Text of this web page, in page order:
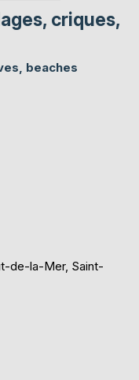
criques,
beaches
de-la-Mer, Saint-